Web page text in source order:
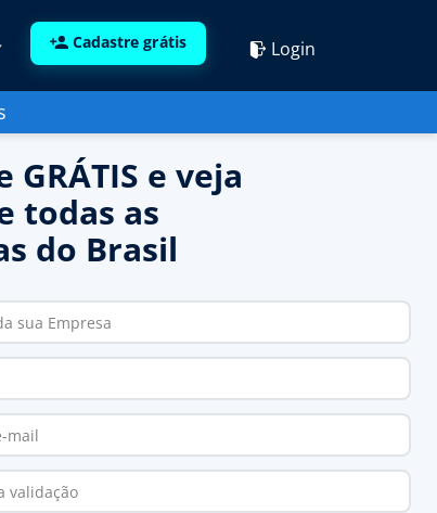
Cadastre grátis Login
GRÁTIS e veja
todas as
do Brasil